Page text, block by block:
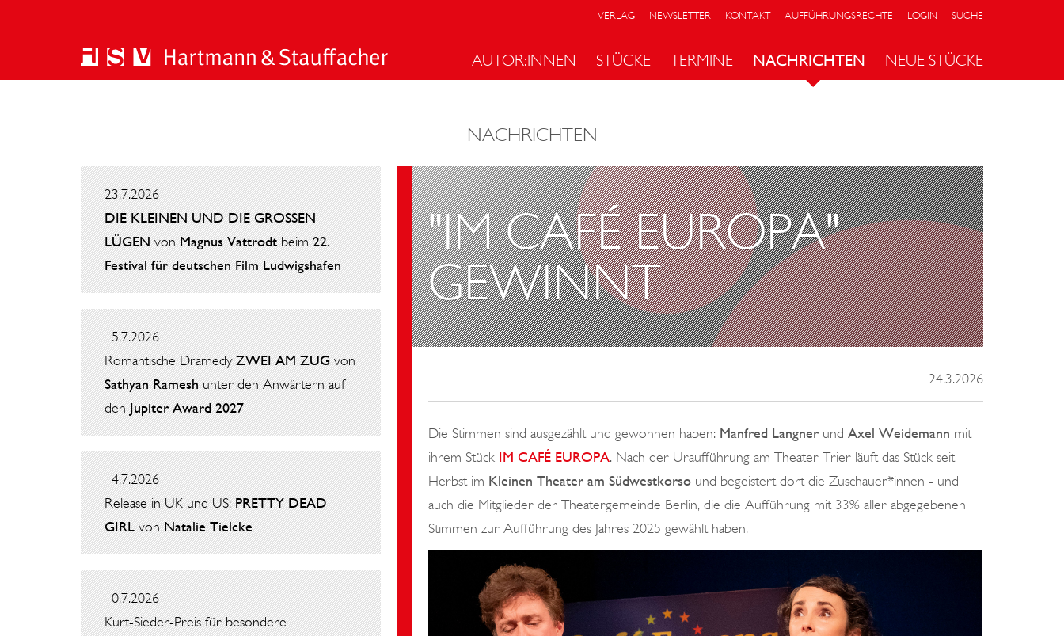
VERLAG NEWSLETTER KONTAKT AUFFÜHRUNGSRECHTE LOGIN SUCHE
AUTOR:INNEN STÜCKE TERMINE NACHRICHTEN NEUE STÜCKE
NACHRICHTEN
23.7.2026
DIE KLEINEN UND DIE GROSSEN
LÜGENvonMagnus Vattrodtbeim22.
Festival für deutschen Film Ludwigshafen
15.7.2026
Romantische DramedyZWEI AM ZUGvon
Sathyan Rameshunter den Anwärtern auf
denJupiter Award 2027
14.7.2026
Release in UK und US:PRETTY DEAD
GIRLvonNatalie Tielcke
10.7.2026
Kurt-Sieder-Preis für besondere
"IM CAFÉ EUROPA"
GEWINNT
24.3.2026
Die Stimmen sind ausgezählt und gewonnen haben: Manfred Langner und Axel Weidemann mit
ihrem Stück IM CAFÉ EUROPA. Nach der Uraufführung am Theater Trier läuft das Stück seit
Herbst im Kleinen Theater am Südwestkorso und begeistert dort die Zuschauer*innen - und
auch die Mitglieder der Theatergemeinde Berlin, die die Aufführung mit 33% aller abgegebenen
Stimmen zur Aufführung des Jahres 2025 gewählt haben.